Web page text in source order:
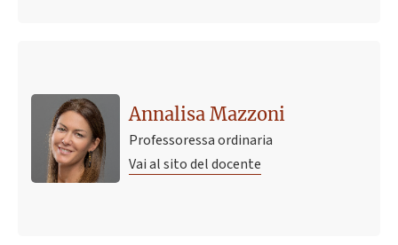
Annalisa Mazzoni
Professoressa ordinaria
Vai al sito del docente